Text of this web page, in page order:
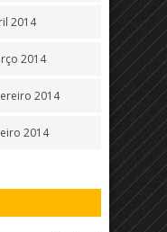
2014
2014
2014
2014